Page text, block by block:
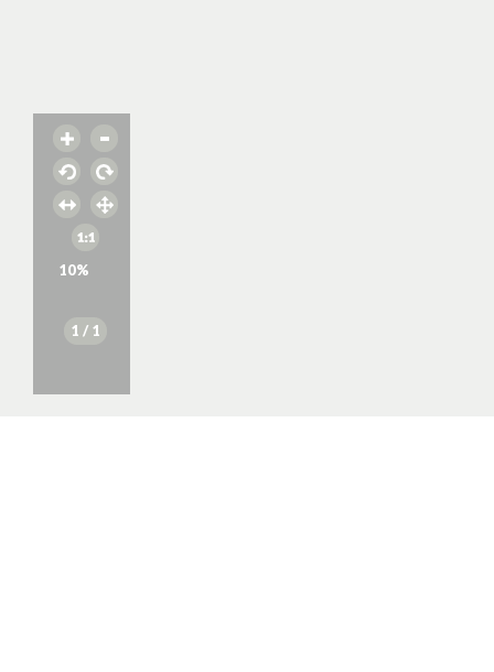
10%
1 / 1